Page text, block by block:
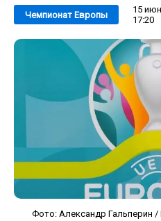
Чемпионат Европы
15
17:20
Фото: Александр Гальперин